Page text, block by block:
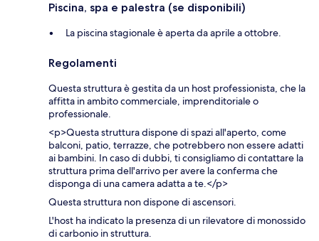
Piscina, spa e palestra (se disponibili)
La piscina stagionale è aperta da aprile a ottobre.
Regolamenti
Questa struttura è gestita da un host professionista, che la
affitta in ambito commerciale, imprenditoriale o
professionale.
<p>Questa struttura dispone di spazi all'aperto, come
balconi, patio, terrazze, che potrebbero non essere adatti
ai bambini. In caso di dubbi, ti consigliamo di contattare la
struttura prima dell'arrivo per avere la conferma che
disponga di una camera adatta a te.</p>
Questa struttura non dispone di ascensori.
L'host ha indicato la presenza di un rilevatore di monossido
di carbonio in struttura.